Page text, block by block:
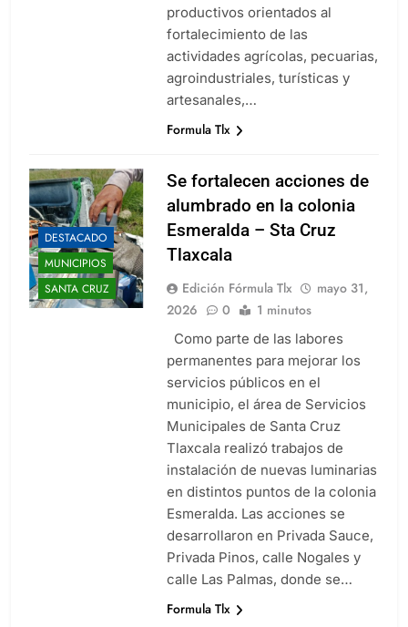
productivos orientados al
fortalecimiento de las
actividades agrícolas, pecuarias,
agroindustriales, turísticas y
artesanales,…
Formula Tlx
DESTACADO
MUNICIPIOS
SANTA CRUZ
Se fortalecen acciones de
alumbrado en la colonia
Esmeralda – Sta Cruz
Tlaxcala
Edición Fórmula Tlx
mayo 31,
2026
0 1 minutos
Como parte de las labores
permanentes para mejorar los
servicios públicos en el
municipio, el área de Servicios
Municipales de Santa Cruz
Tlaxcala realizó trabajos de
instalación de nuevas luminarias
en distintos puntos de la colonia
Esmeralda. Las acciones se
desarrollaron en Privada Sauce,
Privada Pinos, calle Nogales y
calle Las Palmas, donde se…
Formula Tlx